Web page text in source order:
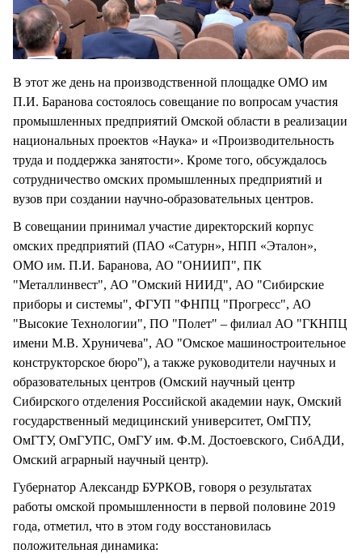
В этот же день на производственной площадке ОМО им
П.И. Баранова состоялось совещание по вопросам участия
промышленных предприятий Омской области в реализации
национальных проектов «Наука» и «Производительность
труда и поддержка занятости». Кроме того, обсуждалось
сотрудничество омских промышленных предприятий и
вузов при создании научно-образовательных центров.
В совещании принимал участие директорский корпус
омских предприятий (ПАО «Сатурн», НПП «Эталон»,
ОМО им. П.И. Баранова, АО "ОНИИП", ПК
"Металлинвест", АО "Омский НИИД", АО "Сибирские
приборы и системы", ФГУП "ФНПЦ "Прогресс", АО
"Высокие Технологии", ПО "Полет" – филиал АО "ГКНПЦ
имени М.В. Хруничева", АО "Омское машиностроительное
конструкторское бюро"), а также руководители научных и
образовательных центров (Омский научный центр
Сибирского отделения Российской академии наук, Омский
государственный медицинский университет, ОмГПУ,
ОмГТУ, ОмГУПС, ОмГУ им. Ф.М. Достоевского, СибАДИ,
Омский аграрный научный центр).
Губернатор Александр БУРКОВ, говоря о результатах
работы омской промышленности в первой половине 2019
года, отметил, что в этом году восстановилась
положительная динамика: